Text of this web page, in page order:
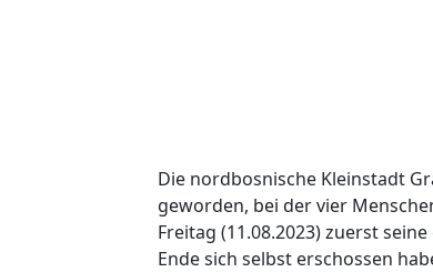
Die nordbosnische Kleinstadt
geworden, bei der vier
Freitag (11.08.2023) zuerst
Ende sich selbst erschossen